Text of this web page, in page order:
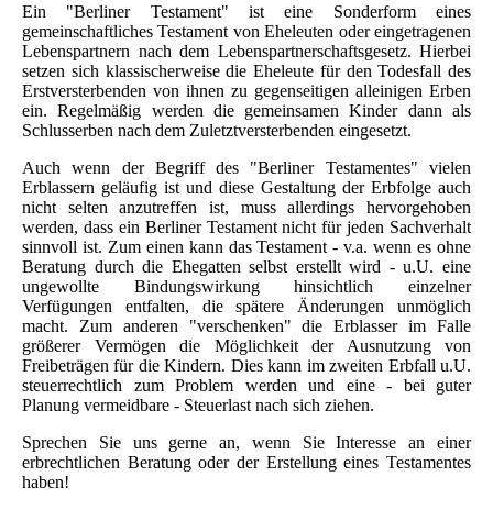
Ein "Berliner Testament" ist eine Sonderform eines
gemeinschaftliches Testament von Eheleuten oder eingetragenen
Lebenspartnern nach dem Lebenspartnerschaftsgesetz. Hierbei
setzen sich klassischerweise die Eheleute für den Todesfall des
Erstversterbenden von ihnen zu gegenseitigen alleinigen Erben
ein. Regelmäßig werden die gemeinsamen Kinder dann als
Schlusserben nach dem Zuletztversterbenden eingesetzt.
Auch wenn der Begriff des "Berliner Testamentes" vielen
Erblassern geläufig ist und diese Gestaltung der Erbfolge auch
nicht selten anzutreffen ist, muss allerdings hervorgehoben
werden, dass ein Berliner Testament nicht für jeden Sachverhalt
sinnvoll ist. Zum einen kann das Testament - v.a. wenn es ohne
Beratung durch die Ehegatten selbst erstellt wird - u.U. eine
ungewollte Bindungswirkung hinsichtlich einzelner
Verfügungen entfalten, die spätere Änderungen unmöglich
macht. Zum anderen "verschenken" die Erblasser im Falle
größerer Vermögen die Möglichkeit der Ausnutzung von
Freibeträgen für die Kindern. Dies kann im zweiten Erbfall u.U.
steuerrechtlich zum Problem werden und eine - bei guter
Planung vermeidbare - Steuerlast nach sich ziehen.
Sprechen Sie uns gerne an, wenn Sie Interesse an einer
erbrechtlichen Beratung oder der Erstellung eines Testamentes
haben!